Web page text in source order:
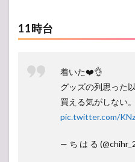
11時台
着いた❤️👌
グッズの列思った
買える気がしない
pic.twitter.com/
— ち は る